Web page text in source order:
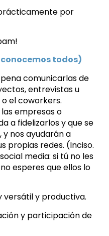
por
todos)
comunicarlas de
entrevistas u
el coworkers.
empresas o
a fidelizarlos y que se
nos ayudarán a
propias redes. (Inciso.
media: si tú no les
esperes que ellos lo
versátil y productiva.
y participación de